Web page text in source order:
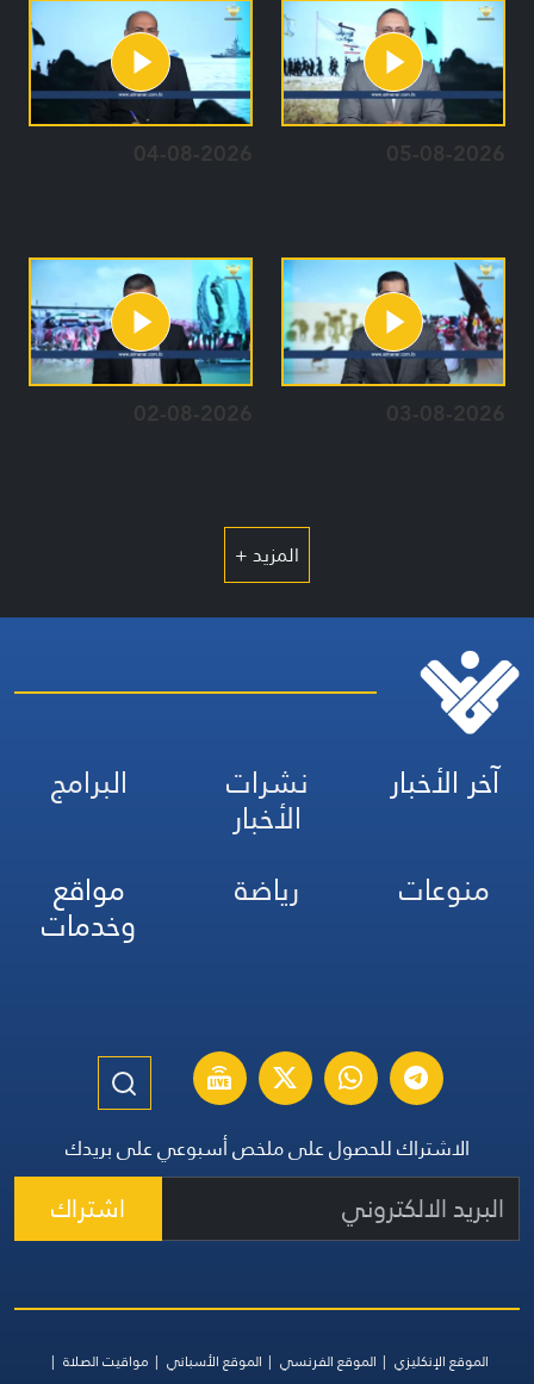
05-08-2026
04-08-2026
03-08-2026
02-08-2026
المزيد +
آخر الأخبار نشرات
الأخبار
البرامج
منوعات
رياضة مواقع
وخدمات
الاشتراك للحصول على ملخص أسبوعي على بريدك
اشتراك
الموقع الإنكليزي الموقع الفرنسي الموقع الأسباني
مواقيت الصلاة